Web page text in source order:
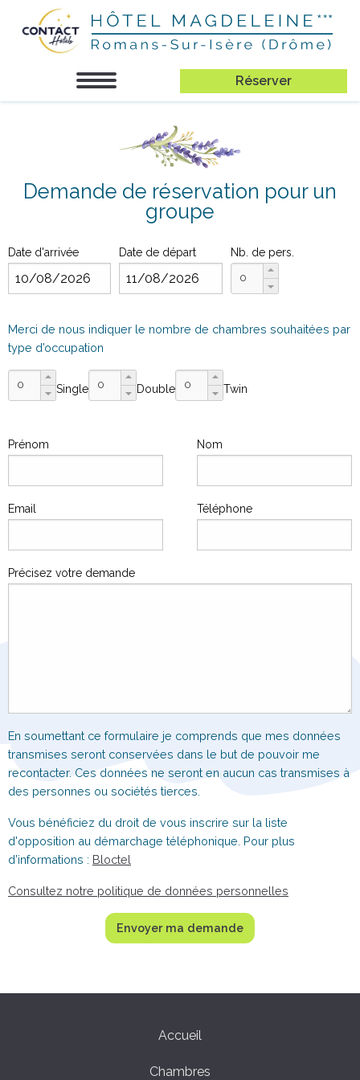
Réserver
Demande de réservation pour un
groupe
Date d'arrivée Date de départ Nb. de pers.
Merci de nous indiquer le nombre de chambres souhaitées par
type d’occupation
Single Double Twin
Prénom Nom
Email Téléphone
Précisez votre demande
En soumettant ce formulaire je comprends que mes données
transmises seront conservées dans le but de pouvoir me
recontacter. Ces données ne seront en aucun cas transmises à
des personnes ou sociétés tierces.
Vous bénéficiez du droit de vous inscrire sur la liste
d'opposition au démarchage téléphonique. Pour plus
d’informations : Bloctel
Consultez notre politique de données personnelles
Envoyer ma demande
Accueil
Chambres